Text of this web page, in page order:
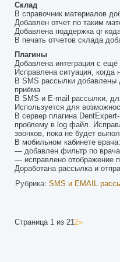
Склад
В справочник материалов
Добавлен отчет по таким
Добавлена поддержка qr
В печать отчетов склада
Плагины
Добавлена интеграция с
Исправлена ситуация,
В SMS рассылки добавлены
приёма
В SMS и E-mail рассылки,
Используется для
В сервер плагина
проблему в log файл.
звонков, пока не будет
В мобильном кабинете врача:
— добавлен фильтр по
— исправлено отображение
Доработана рассылка и
Рубрика: SMS и EMAIL
Страница 1 из 212»